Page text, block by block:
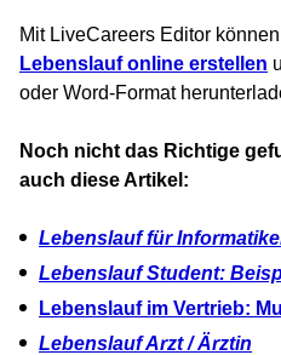
Mit LiveCareers Editor
Lebenslauf online erstellen
oder Word-Format
Noch nicht das Richtige
auch diese Artikel:
Lebenslauf für
Lebenslauf Student:
Lebenslauf im Vertrieb:
Lebenslauf Arzt / Ärztin